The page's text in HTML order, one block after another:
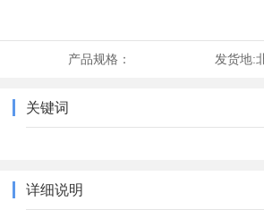
产品规格： 发货地:
关键词
详细说明